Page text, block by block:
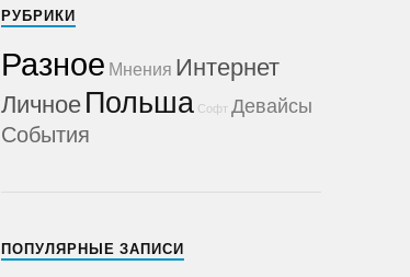
РУБРИКИ
Разное Мнения Интернет
ЛичноеПольша Софт Девайсы
События
ПОПУЛЯРНЫЕ ЗАПИСИ